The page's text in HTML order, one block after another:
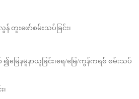
းဖော်စမ်းသပ်ခြင်း၊
ာ် ၍မြေနမူနာယူခြင်း၊ရေ/မြေ/ကွန်ကရစ် စမ်းသပ်